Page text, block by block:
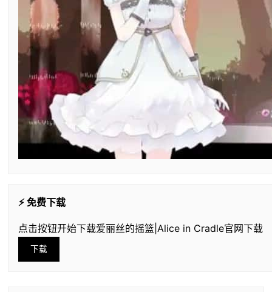
⚡ 免费下载
点击按钮开始下载爱丽丝的摇篮|Alice in Cradle官网下载
下载